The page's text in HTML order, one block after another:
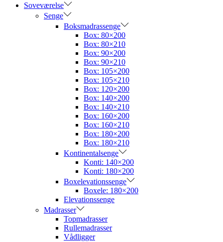
Soveværelse
Senge
Boksmadrassenge
Box: 80×200
Box: 80×210
Box: 90×200
Box: 90×210
Box: 105×200
Box: 105×210
Box: 120×200
Box: 140×200
Box: 140×210
Box: 160×200
Box: 160×210
Box: 180×200
Box: 180×210
Kontinentalsenge
Konti: 140×200
Konti: 180×200
Boxelevationssenge
Boxele: 180×200
Elevationssenge
Madrasser
Topmadrasser
Rullemadrasser
Vådligger